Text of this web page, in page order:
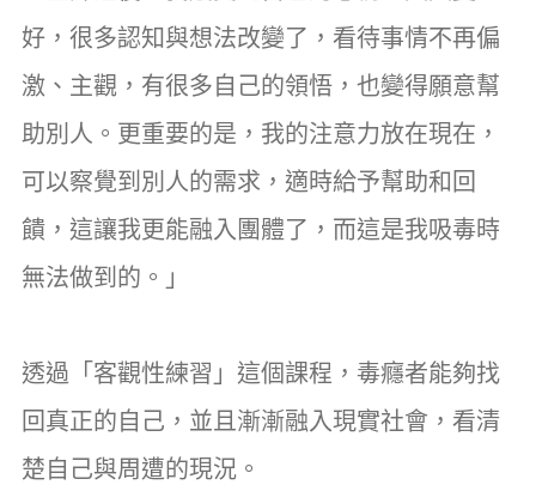
好，很多認知與想法改變了，看待事情不再偏
激、主觀，有很多自己的領悟，也變得願意幫
助別人。更重要的是，我的注意力放在現在，
可以察覺到別人的需求，適時給予幫助和回
饋，這讓我更能融入團體了，而這是我吸毒時
無法做到的。」
透過「客觀性練習」這個課程，毒癮者能夠找
回真正的自己，並且漸漸融入現實社會，看清
楚自己與周遭的現況。